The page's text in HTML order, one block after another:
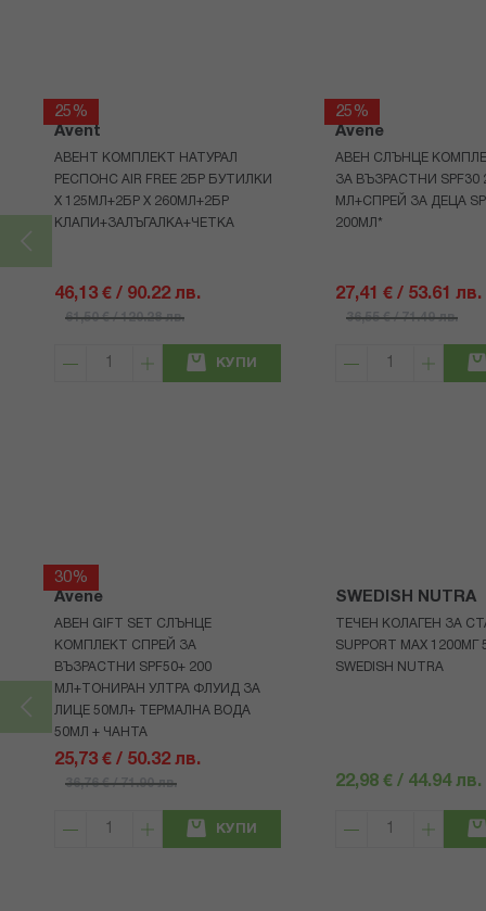
25%
Avent
АВЕНТ КОМПЛЕКТ НАТУРАЛ
РЕСПОНС AIR FREE 2БР БУТИЛКИ
Х 125МЛ+2БР Х 260МЛ+2БР
КЛАПИ+ЗАЛЪГАЛКА+ЧЕТКА
46,13 € / 90.22 лв.
61,50 € / 120.28 лв.
КУПИ
25%
Avene
АВЕН СЛЪНЦЕ
ЗА ВЪЗРАСТНИ SPF30
МЛ+СПРЕЙ ЗА ДЕЦА
200МЛ*
27,41 € / 53.61 лв.
36,55 € / 71.49 лв.
30%
Avene
АВЕН GIFT SET СЛЪНЦЕ
КОМПЛЕКТ СПРЕЙ ЗА
ВЪЗРАСТНИ SPF50+ 200
МЛ+ТОНИРАН УЛТРА ФЛУИД ЗА
ЛИЦЕ 50МЛ+ ТЕРМАЛНА ВОДА
50МЛ + ЧАНТА
25,73 € / 50.32 лв.
36,76 € / 71.90 лв.
КУПИ
SWEDISH NUTRA
ТЕЧЕН КОЛАГЕН ЗА
SUPPORT MAX 1200МГ
SWEDISH NUTRA
22,98 € / 44.94 лв.